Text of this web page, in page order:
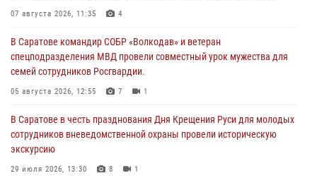
07 августа 2026, 11:35 4
В Саратове командир СОБР «Волкодав» и ветеран
спецподразделения МВД провели совместный урок мужества для
семей сотрудников Росгвардии.
05 августа 2026, 12:55 7 1
В Саратове в честь празднования Дня Крещения Руси для молодых
сотрудников вневедомственной охраны провели историческую
экскурсию
29 июля 2026, 13:30 8 1